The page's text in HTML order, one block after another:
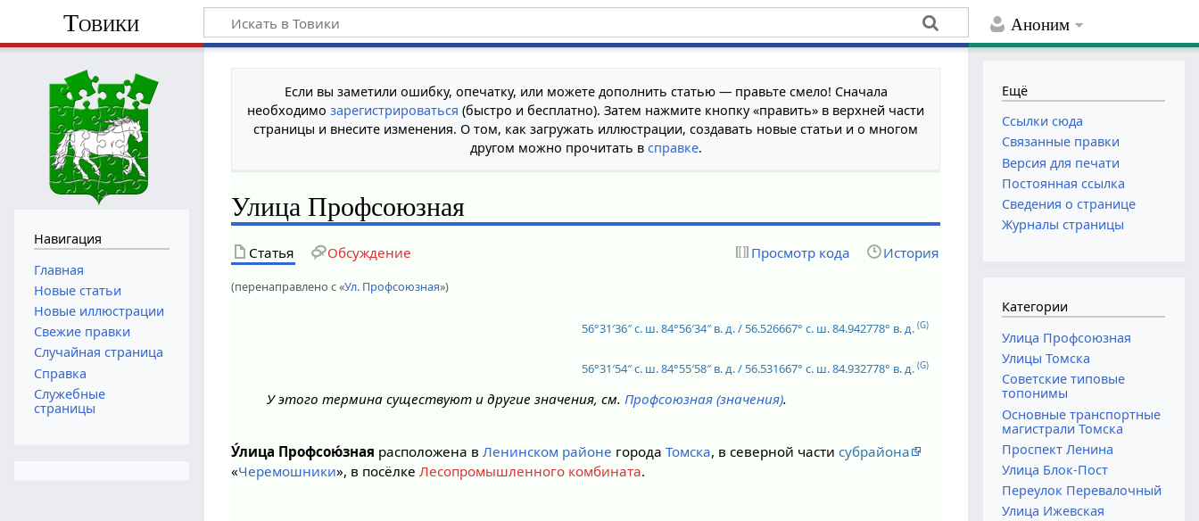
Аноним
Товики
Если вы заметили ошибку, опечатку, или можете дополнить статью — правьте смело! Сначала
необходимозарегистрироваться (быстро и бесплатно). Затем нажмите кнопку «править» в верхней части
страницы и внесите изменения. О том, как загружать иллюстрации, создавать новые статьи и о многом
другом можно прочитать в справке.
Улица Профсоюзная
Статья Обсуждение Просмотр кода История
(перенаправлено с «Ул. Профсоюзная»)
56°31′36″ с. ш.84°56′34″ в. д./ 56.526667° с. ш.84.942778° в. д. (G)
56°31′54″ с. ш.84°55′58″ в. д./ 56.531667° с. ш.84.932778° в. д. (G)
У этого термина существуют и другие значения, см. Профсоюзная (значения).
У́лица Профсою́зная расположена вЛенинском районе городаТомска, в северной частисубрайона
«Черемошники», в посёлкеЛесопромышленного комбината.
Навигация
Главная
Новые статьи
Новые иллюстрации
Свежие правки
Случайная страница
Справка
Служебные
страницы
Ещё
Ссылки сюда
Связанные правки
Версия для печати
Постоянная ссылка
Сведения о странице
Журналы страницы
Категории
Улица Профсоюзная
Улицы Томска
Советские типовые
топонимы
Основные транспортные
магистрали Томска
Проспект Ленина
Улица Блок-Пост
Переулок Перевалочный
Улица Ижевская